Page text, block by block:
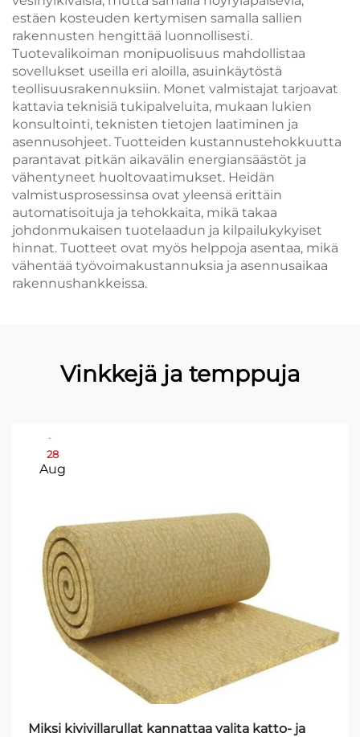
estäen kosteuden kertymisen samalla sallien
rakennusten hengittää luonnollisesti.
Tuotevalikoiman monipuolisuus mahdollistaa
sovellukset useilla eri aloilla, asuinkäytöstä
teollisuusrakennuksiin. Monet valmistajat tarjoavat
kattavia teknisiä tukipalveluita, mukaan lukien
konsultointi, teknisten tietojen laatiminen ja
asennusohjeet. Tuotteiden kustannustehokkuutta
parantavat pitkän aikavälin energiansäästöt ja
vähentyneet huoltovaatimukset. Heidän
valmistusprosessinsa ovat yleensä erittäin
automatisoituja ja tehokkaita, mikä takaa
johdonmukaisen tuote­laadun ja kilpailukykyiset
hinnat. Tuotteet ovat myös helppoja asentaa, mikä
vähentää työvoimakustannuksia ja asennusaikaa
rakennushankkeissa.
Vinkkejä ja temppuja
28
Aug
Miksi kivivillarullat kannattaa valita katto- ja